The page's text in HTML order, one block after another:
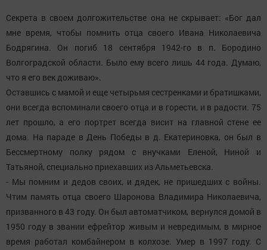
Секрета в своем долгожительстве она не скрывает: «Бог дал
мне время, чтобы помнить отца своего Ивана Николаевича
Бодрягина. Он погиб 18 сентября 1942-го в п. Бородино
Волгоградской области. Было ему всего лишь 44 года. Думаю,
что я его век доживаю».
Оставшись с мамой и еще четырьмя сестренками и братишками,
они всегда вспоминали своего отца и в горести, и в радости. 75
лет прошло, а его портрет всегда висит на главной стене ее
дома. На параде в День Победы в д. Екатериновка, он был в
Бессмертному полку рядом с внучками Еленой, Ниной и
Татьяной, специально приехавших из Альметьевска.
- Мы помним и дедов своих, и дядек, не пришедших с войны.
Чтим память отца своего Шаронова Владимира Николаевича,
призванного в 43 году. Он был автоматчиком, вернулся домой в
1950 году в звании ефрейтор живым и невредимым, в мирное
время работал комбайнером в колхозе. Умер в 1997 году. С